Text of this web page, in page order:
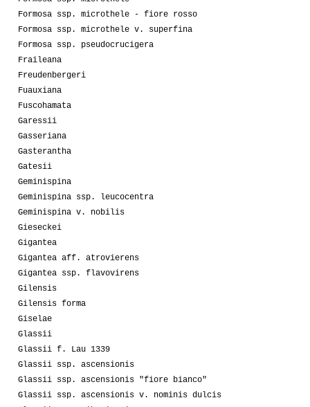
Formosa ssp. microthele - fiore rosso
Formosa ssp. microthele v. superfina
Formosa ssp. pseudocrucigera
Fraileana
Freudenbergeri
Fuauxiana
Fuscohamata
Garessii
Gasseriana
Gasterantha
Gatesii
Geminispina
Geminispina ssp. leucocentra
Geminispina v. nobilis
Gieseckei
Gigantea
Gigantea aff. atrovierens
Gigantea ssp. flavovirens
Gilensis
Gilensis forma
Giselae
Glassii
Glassii f. Lau 1339
Glassii ssp. ascensionis
Glassii ssp. ascensionis "fiore bianco"
Glassii ssp. ascensionis v. nominis dulcis